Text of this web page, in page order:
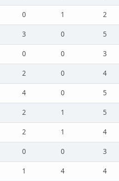
0 1
2
3 0
5
0 0
3
2 0
4
4 0
5
2 1
5
2 1
4
0 0
3
1 4
4